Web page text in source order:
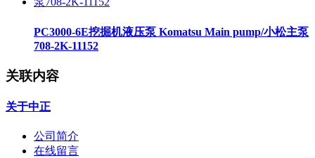
PC3000-6E挖掘机液压泵 Komatsu Main pump/小松主泵
708-2K-11152
关联内容
关于中正
公司简介
在线留言